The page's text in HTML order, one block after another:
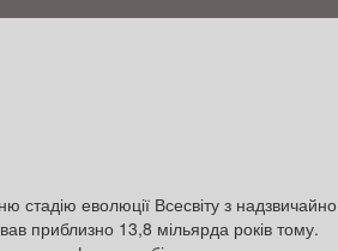
стадію еволюції Всесвіту з надзвичайно
приблизно 13,8 мільярда років тому.